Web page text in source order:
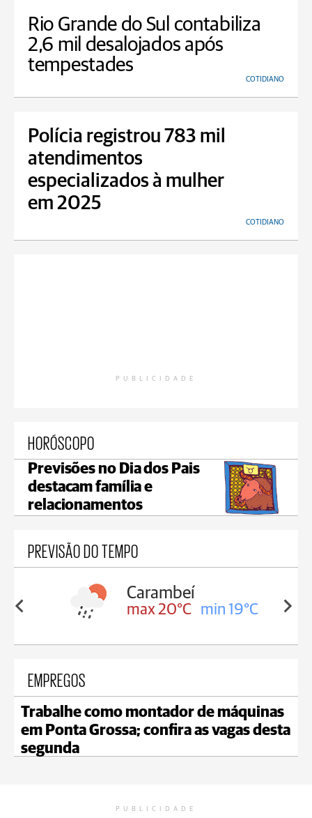
Rio Grande do Sul contabiliza
2,6 mil desalojados após
tempestades
COTIDIANO
Polícia registrou 783 mil
atendimentos
especializados à mulher
em 2025
COTIDIANO
PUBLICIDADE
HORÓSCOPO
Previsões no Dia dos Pais
destacam família e
relacionamentos
PREVISÃO DO TEMPO
19°C
Carambeí
max 20°C min 19°C
EMPREGOS
Trabalhe como montador de máquinas
em Ponta Grossa; confira as vagas desta
segunda
PUBLICIDADE